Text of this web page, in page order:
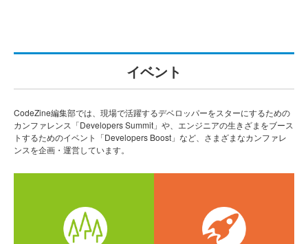
イベント
CodeZine編集部では、現場で活躍するデベロッパーをスターにするための
カンファレンス「Developers Summit」や、エンジニアの生きざまをブース
トするためのイベント「Developers Boost」など、さまざまなカンファレ
ンスを企画・運営しています。